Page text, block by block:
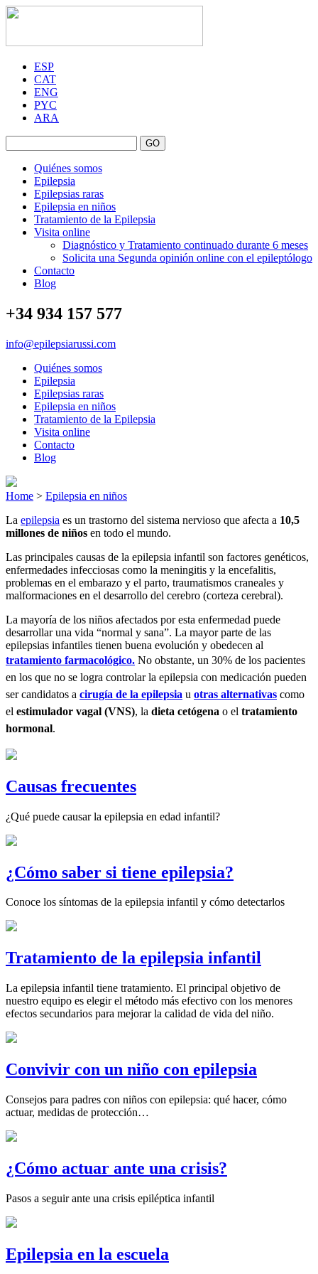
ESP
CAT
ENG
PYC
ARA
GO
Quiénes somos
Epilepsia
Epilepsias raras
Epilepsia en niños
Tratamiento de la Epilepsia
Visita online
Diagnóstico y Tratamiento continuado durante 6 meses
Solicita una Segunda opinión online con el epileptólogo
Contacto
Blog
+34 934 157 577
info@epilepsiarussi.com
Quiénes somos
Epilepsia
Epilepsias raras
Epilepsia en niños
Tratamiento de la Epilepsia
Visita online
Contacto
Blog
Home > Epilepsia en niños
La epilepsia es un trastorno del sistema nervioso que afecta a 10,5
millones de niños en todo el mundo.
Las principales causas de la epilepsia infantil son factores genéticos,
enfermedades infecciosas como la meningitis y la encefalitis,
problemas en el embarazo y el parto, traumatismos craneales y
malformaciones en el desarrollo del cerebro (corteza cerebral).
La mayoría de los niños afectados por esta enfermedad puede
desarrollar una vida “normal y sana”. La mayor parte de las
epilepsias infantiles tienen buena evolución y obedecen al
tratamiento farmacológico. No obstante, un 30% de los pacientes
en los que no se logra controlar la epilepsia con medicación pueden
ser candidatos a cirugía de la epilepsia u otras alternativas como
el estimulador vagal (VNS), la dieta cetógena o el tratamiento
hormonal.
Causas frecuentes
¿Qué puede causar la epilepsia en edad infantil?
¿Cómo saber si tiene epilepsia?
Conoce los síntomas de la epilepsia infantil y cómo detectarlos
Tratamiento de la epilepsia infantil
La epilepsia infantil tiene tratamiento. El principal objetivo de
nuestro equipo es elegir el método más efectivo con los menores
efectos secundarios para mejorar la calidad de vida del niño.
Convivir con un niño con epilepsia
Consejos para padres con niños con epilepsia: qué hacer, cómo
actuar, medidas de protección…
¿Cómo actuar ante una crisis?
Pasos a seguir ante una crisis epiléptica infantil
Epilepsia en la escuela